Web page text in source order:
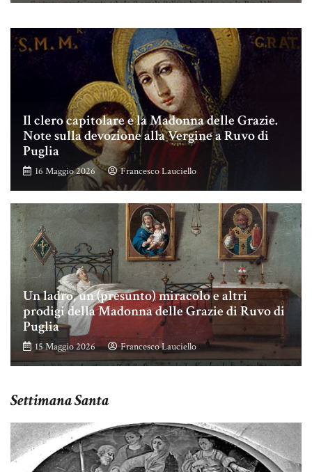
Il clero capitolare e la Madonna delle Grazie.
Note sulla devozione alla Vergine a Ruvo di
Puglia
16 Maggio 2026 Francesco Lauciello
Un ladro, un (presunto) miracolo e altri
prodigi della Madonna delle Grazie di Ruvo di
Puglia
15 Maggio 2026 Francesco Lauciello
Settimana Santa